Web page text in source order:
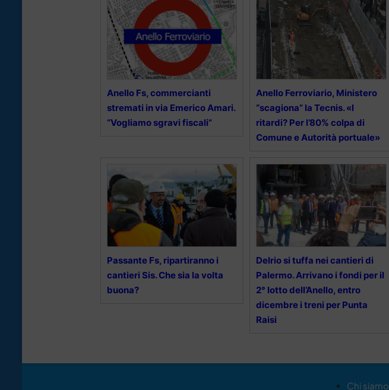
Anello Fs, commercianti
stremati in via Emerico Amari.
“Vogliamo sgravi fiscali”
Anello Ferroviario, Ministero
“scagiona” la Tecnis. «I
ritardi? Per l’80% colpa di
Comune e Autorità portuale»
Passante Fs, ripartiranno i
cantieri Sis. Che sia la volta
buona?
Delrio si tuffa nei cantieri di
Palermo. Arrivano i fondi per il
2° lotto dell’Anello, entro
dicembre i treni per Punta
Raisi
Chi siamo